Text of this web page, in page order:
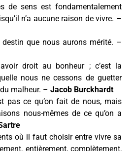
de sens est fondamentalement
n’a aucune raison de vivre. –
que nous aurons mérité. –
droit au bonheur ; c’est la
nous ne cessons de guetter
malheur. – Jacob Burckhardt
pas ce qu’on fait de nous, mais
nous-mêmes de ce qu’on a
où il faut choisir entre vivre sa
entièrement, complètement,